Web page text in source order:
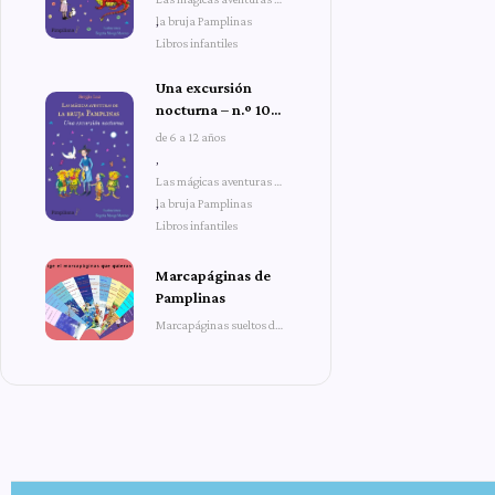
la bruja Pamplinas
,
Libros infantiles
Una excursión
nocturna – n.º 10
de Las mágicas
bruja Pamplinas
de 6 a 12 años
,
Las mágicas aventuras de
la bruja Pamplinas
,
Libros infantiles
Marcapáginas de
Pamplinas
Marcapáginas sueltos de